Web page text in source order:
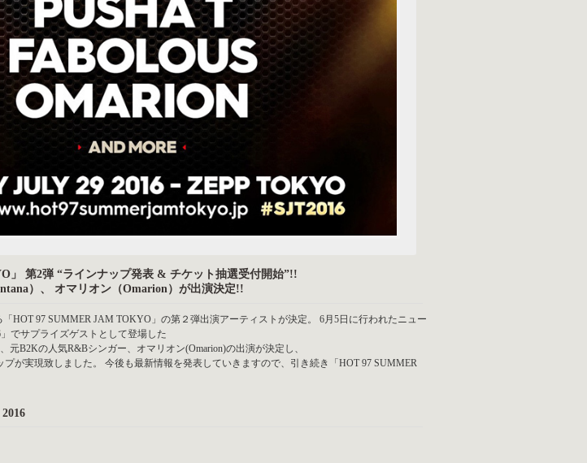
」 第2弾 “ラインナップ発表 & チケット抽選受付開始”!!
）、 オマリオン（Omarion）が出演決定!!
HOT 97 SUMMER JAM TOKYO」の第２弾出演アーティストが決定。 6月5日に行われたニュー
でサプライズゲストとして登場した
元B2Kの人気R&Bシンガー、オマリオン(Omarion)の出演が決定し、
が実現致しました。 今後も最新情報を発表していきますので、引き続き「HOT 97 SUMMER